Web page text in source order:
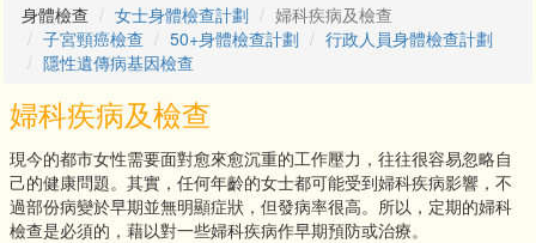
身體檢查
女士身體檢查計劃
婦科疾病及檢查
子宮頸癌檢查
50+身體檢查計劃
行政人員身體檢查計劃
隱性遺傳病基因檢查
婦科疾病及檢查
現今的都市女性需要面對愈來愈沉重的工作壓力，往往很容易忽略自
己的健康問題。其實，任何年齡的女士都可能受到婦科疾病影響，不
過部份病變於早期並無明顯症狀，但發病率很高。所以，定期的婦科
檢查是必須的，藉以對一些婦科疾病作早期預防或治療。